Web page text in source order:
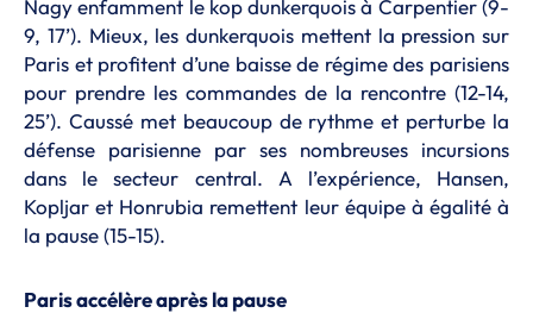
Nagy enfamment le kop dunkerquois à Carpentier (9-
9, 17’). Mieux, les dunkerquois mettent la pression sur
Paris et profitent d’une baisse de régime des parisiens
pour prendre les commandes de la rencontre (12-14,
25’). Caussé met beaucoup de rythme et perturbe la
défense parisienne par ses nombreuses incursions
dans le secteur central. A l’expérience, Hansen,
Kopljar et Honrubia remettent leur équipe à égalité à
la pause (15-15).
Paris accélère après la pause